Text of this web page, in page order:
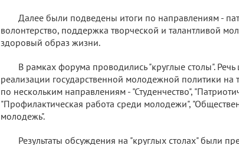
Далее были подведены итоги по направлениям -
волонтерство, поддержка творческой и талантливой
здоровый образ жизни.
В рамках форума проводились "круглые столы".
реализации государственной молодежной политики
по нескольким направлениям - "Студенчество",
"Профилактическая работа среди молодежи",
молодежь".
Результаты обсуждения на "круглых столах" были